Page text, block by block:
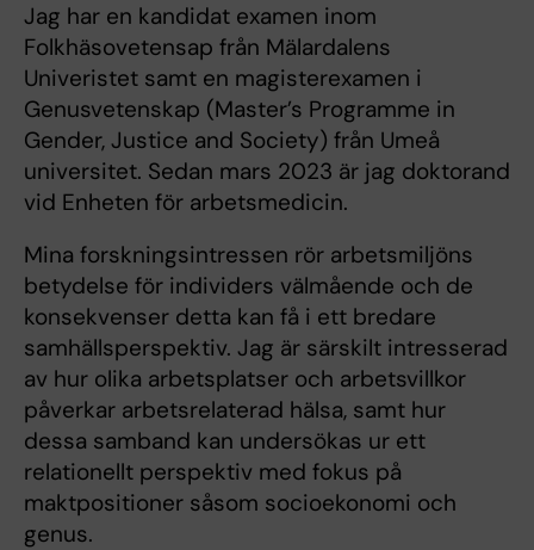
Jag har en kandidat examen inom
Folkhäsovetensap från Mälardalens
Univeristet samt en magisterexamen i
Genusvetenskap (Master’s Programme in
Gender, Justice and Society) från Umeå
universitet. Sedan mars 2023 är jag doktorand
vid Enheten för arbetsmedicin.
Mina forskningsintressen rör arbetsmiljöns
betydelse för individers välmående och de
konsekvenser detta kan få i ett bredare
samhällsperspektiv. Jag är särskilt intresserad
av hur olika arbetsplatser och arbetsvillkor
påverkar arbetsrelaterad hälsa, samt hur
dessa samband kan undersökas ur ett
relationellt perspektiv med fokus på
maktpositioner såsom socioekonomi och
genus.